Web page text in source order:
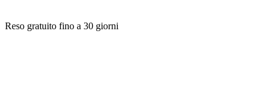
Reso gratuito fino a 30 giorni